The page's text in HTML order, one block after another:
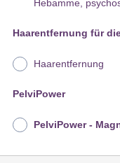
Hebamme,
Haarentfernung für
Haarentfernung
PelviPower
PelviPower -